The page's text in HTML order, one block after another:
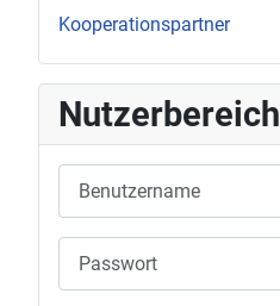
Kooperationspartner
Nutzerbereich